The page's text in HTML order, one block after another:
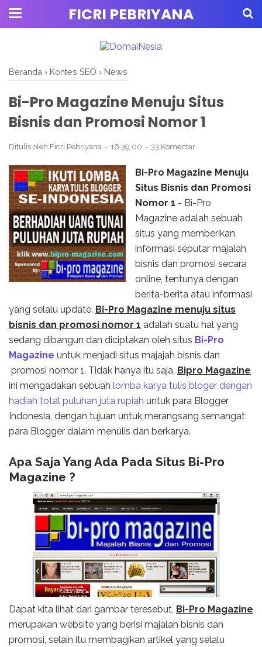
FICRI PEBRIYANA
Beranda › Kontes SEO › News
Bi-Pro Magazine Menuju Situs
Bisnis dan Promosi Nomor 1
Ditulis oleh Ficri Pebriyana 16.39.00 33 Komentar
Bi-Pro Magazine Menuju
Situs Bisnis dan Promosi
Nomor 1 - Bi-Pro
Magazine adalah sebuah
situs yang memberikan
informasi seputar majalah
bisnis dan promosi secara
online, tentunya dengan
berita-berita atau informasi
yang selalu update. Bi-Pro Magazine menuju situs
bisnis dan promosi nomor 1 adalah suatu hal yang
sedang dibangun dan diciptakan oleh situs Bi-Pro
Magazine untuk menjadi situs majajah bisnis dan
promosi nomor 1. Tidak hanya itu saja, Bipro Magazine
ini mengadakan sebuah lomba karya tulis bloger dengan
hadiah total puluhan juta rupiah untuk para Blogger
Indonesia, dengan tujuan untuk merangsang semangat
para Blogger dalam menulis dan berkarya.
Apa Saja Yang Ada Pada Situs Bi-Pro
Magazine ?
Dapat kita lihat dari gambar teresebut, Bi-Pro Magazine
merupakan website yang berisi majalah bisnis dan
promosi, selain itu membagikan artikel yang selalu